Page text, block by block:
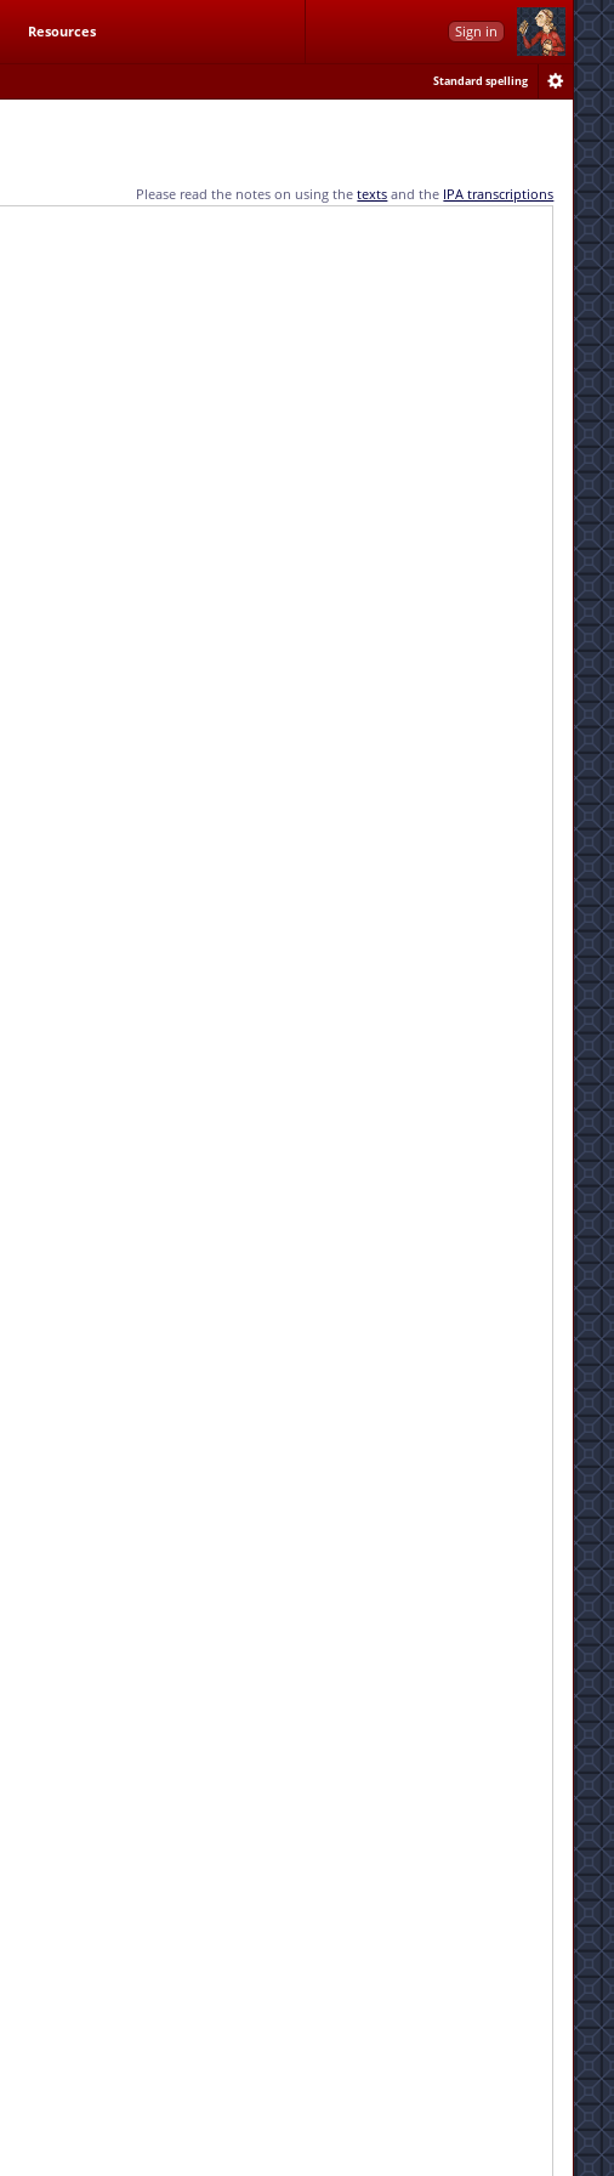
Resources Sign in
Standard spelling
Please read the notes on using thetexts and the IPA transcriptions